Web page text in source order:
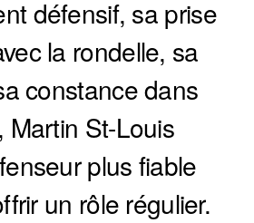
défensif, sa prise
la rondelle, sa
constance dans
Martin St-Louis
plus fiable
un rôle régulier.